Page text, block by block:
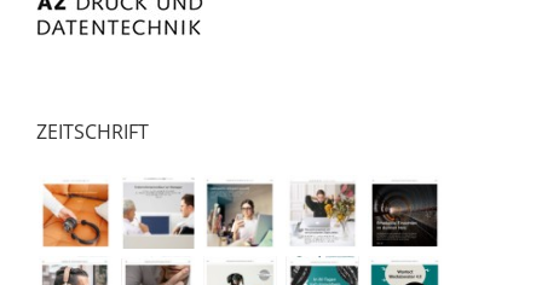
ZEITSCHRIFT